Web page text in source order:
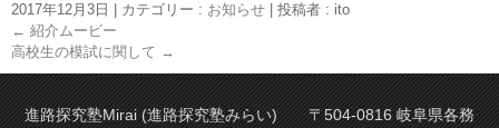
2017年12月3日 カテゴリー : お知らせ
投稿者 : ito
← 紹介ムービー
高校生の模試に関して →
進路探究塾Mirai (進路探究塾みらい) 〒504-0816 岐阜県各務